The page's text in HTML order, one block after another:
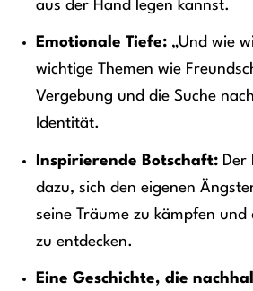
aus der Hand legen kannst.
Emotionale Tiefe:„Und wie
wichtige Themen wie
Vergebung und die Suche
Identität.
Inspirierende Botschaft:Der
dazu, sich den eigenen
seine Träume zu kämpfen und
zu entdecken.
Eine Geschichte, die